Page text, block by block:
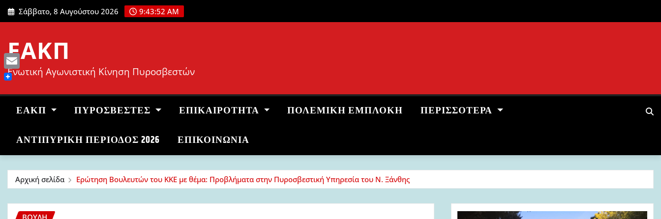
Μετάβαση
στο
Σάββατο, 8 Αυγούστου 2026 9:43:53 AM
ΕΑΚΠ
Ενωτική Αγωνιστική Κίνηση Πυροσβεστών
ΕΑΚΠ ΠΥΡΟΣΒΈΣΤΕΣ ΕΠΙΚΑΙΡΌΤΗΤΑ ΠΟΛΕΜΙΚΉ ΕΜΠΛΟΚΉ ΠΕΡΙΣΣΌΤΕΡΑ
ΑΝΤΙΠΥΡΙΚΉ ΠΕΡΊΟΔΟΣ 2026 ΕΠΙΚΟΙΝΩΝΙΑ
Αρχική σελίδα Ερώτηση Βουλευτών του ΚΚΕ με θέμα: Προβλήματα στην Πυροσβεστική Υπηρεσία του Ν. Ξάνθης
Email